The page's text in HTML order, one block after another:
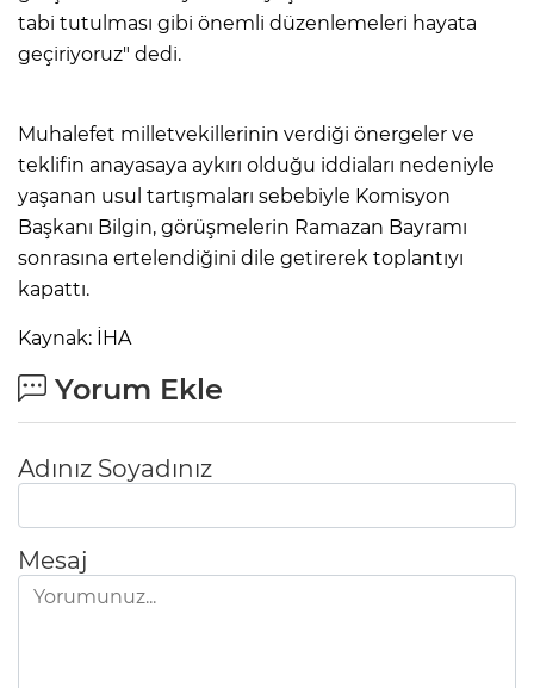
tabi tutulması gibi önemli düzenlemeleri hayata
geçiriyoruz" dedi.
Muhalefet milletvekillerinin verdiği önergeler ve
teklifin anayasaya aykırı olduğu iddiaları nedeniyle
yaşanan usul tartışmaları sebebiyle Komisyon
Başkanı Bilgin, görüşmelerin Ramazan Bayramı
sonrasına ertelendiğini dile getirerek toplantıyı
kapattı.
Kaynak: İHA
Yorum Ekle
Adınız Soyadınız
Mesaj